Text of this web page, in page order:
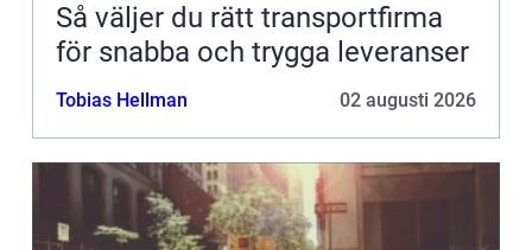
Så väljer du rätt transportfirma
för snabba och trygga leveranser
Tobias Hellman 02 augusti 2026